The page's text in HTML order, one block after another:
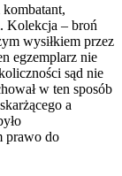
Kolekcja – broń
wysiłkiem przez
egzemplarz nie
sąd nie
w ten sposób
a
prawo do